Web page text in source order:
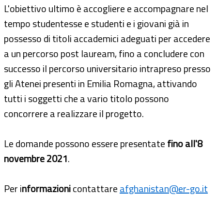
L'obiettivo ultimo è accogliere e accompagnare nel
tempo studentesse e studenti e i giovani già in
possesso di titoli accademici adeguati per accedere
a un percorso post lauream, fino a concludere con
successo il percorso universitario intrapreso presso
gli Atenei presenti in Emilia Romagna, attivando
tutti i soggetti che a vario titolo possono
concorrere a realizzare il progetto.
Le domande possono essere presentatefino all'8
novembre 2021.
Per informazionicontattareafghanistan@er-go.it